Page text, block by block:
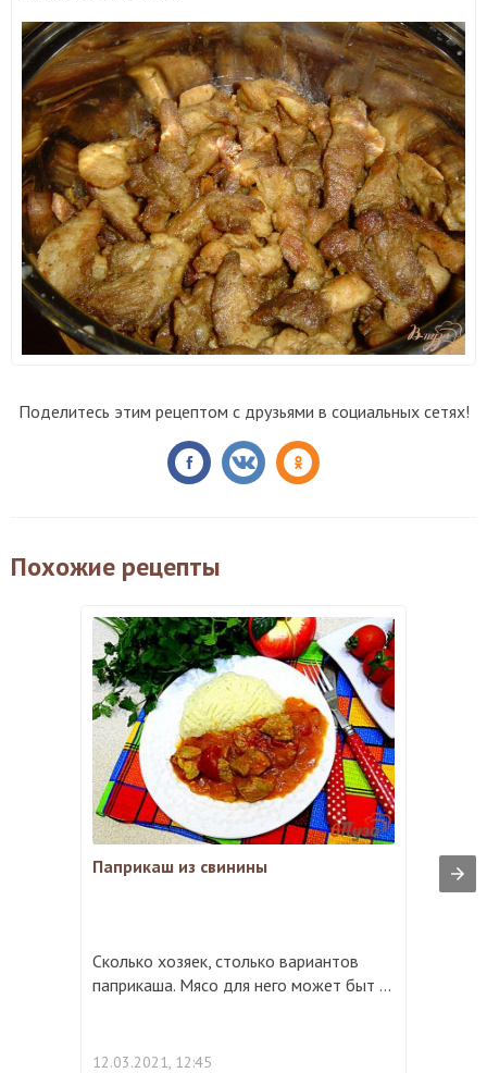
Поделитесь этим рецептом с друзьями в социальных сетях!
Похожие рецепты
Паприкаш из свинины
Сколько хозяек, столько вариантов
паприкаша. Мясо для него может быт ...
12.03.2021, 12:45